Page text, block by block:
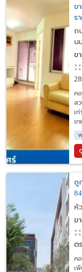
ข
ร
ถ
น
ข
ค
ส
เท่
ข
ถู
ก
หั
ข
ต
ค
เ